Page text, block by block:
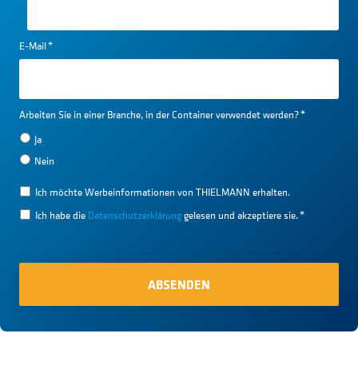
E-Mail*
Arbeiten Sie in einer Branche, in der Container verwendet werden?*
Ja
Nein
Ich möchte Werbeinformationen von THIELMANN erhalten.
Ich habe die Datenschutzerklärunggelesen und akzeptiere sie.*